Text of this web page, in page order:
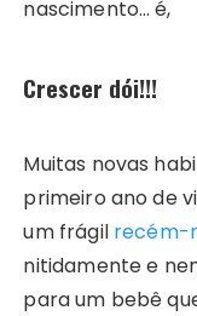
nascimento… é,
Crescer dói!!!
Muitas novas
primeiro ano de
um frágil recém-
nitidamente e
para um bebê